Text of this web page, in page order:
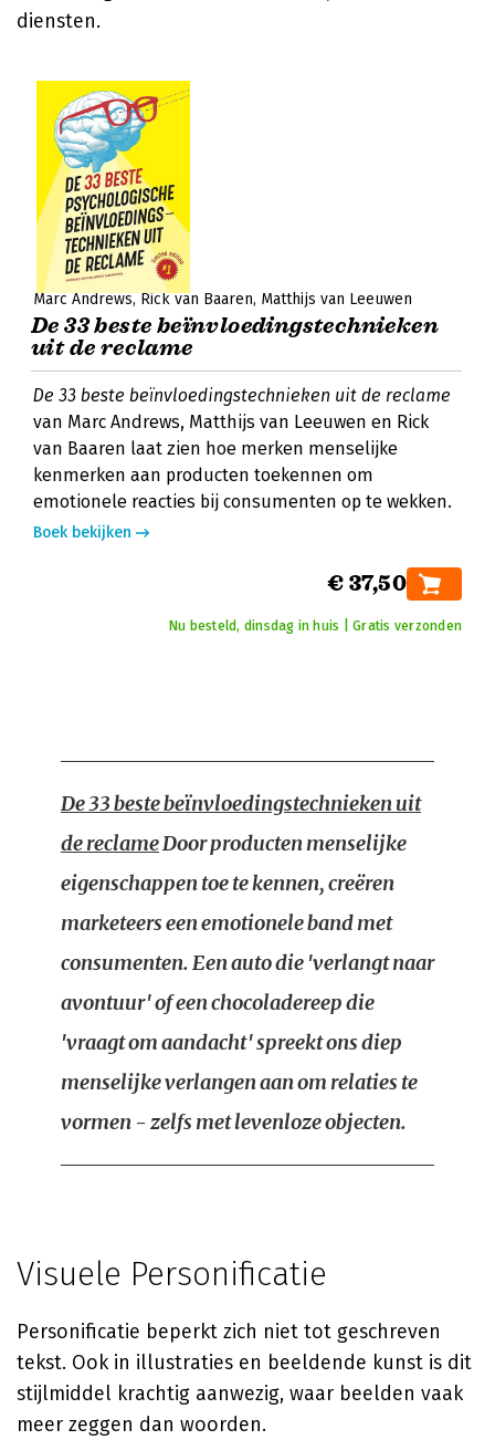
diensten.
Marc Andrews Rick van Baaren Matthijs van Leeuwen
De 33 beste beïnvloedingstechnieken
uit de reclame
De 33 beste beïnvloedingstechnieken uit de reclame
van Marc Andrews, Matthijs van Leeuwen en Rick
van Baaren laat zien hoe merken menselijke
kenmerken aan producten toekennen om
emotionele reacties bij consumenten op te wekken.
Boek bekijken
€ 37,50
Nu besteld, dinsdag in huis | Gratis verzonden
De 33 beste beïnvloedingstechnieken uit
de reclameDoor producten menselijke
eigenschappen toe te kennen, creëren
marketeers een emotionele band met
consumenten. Een auto die 'verlangt naar
avontuur' of een chocoladereep die
'vraagt om aandacht' spreekt ons diep
menselijke verlangen aan om relaties te
vormen - zelfs met levenloze objecten.
Visuele Personificatie
Personificatie beperkt zich niet tot geschreven
tekst. Ook in illustraties en beeldende kunst is dit
stijlmiddel krachtig aanwezig, waar beelden vaak
meer zeggen dan woorden.